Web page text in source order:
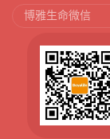
博雅生命微信